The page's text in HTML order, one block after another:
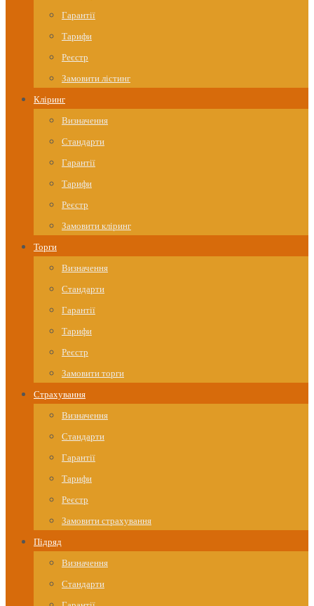
Гарантії
Тарифи
Реєстр
Замовити лістинг
Кліринг
Визначення
Стандарти
Гарантії
Тарифи
Реєстр
Замовити кліринг
Торги
Визначення
Стандарти
Гарантії
Тарифи
Реєстр
Замовити торги
Страхування
Визначення
Стандарти
Гарантії
Тарифи
Реєстр
Замовити страхування
Підряд
Визначення
Стандарти